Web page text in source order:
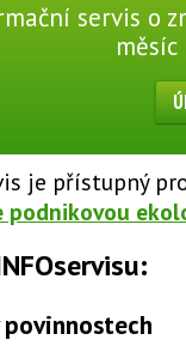
servis o
je přístupný
podnikovou
povinnostech